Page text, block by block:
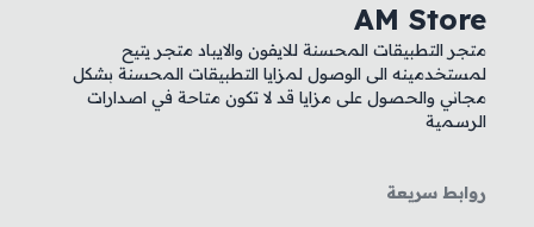
AM Store
متجر التطبيقات المحسنة للايفون والايباد متجر يتيح
لمستخدمينه الى الوصول لمزايا التطبيقات المحسنة بشكل
مجاني والحصول على مزايا قد لا تكون متاحة في اصدارات
الرسمية
روابط سريعة